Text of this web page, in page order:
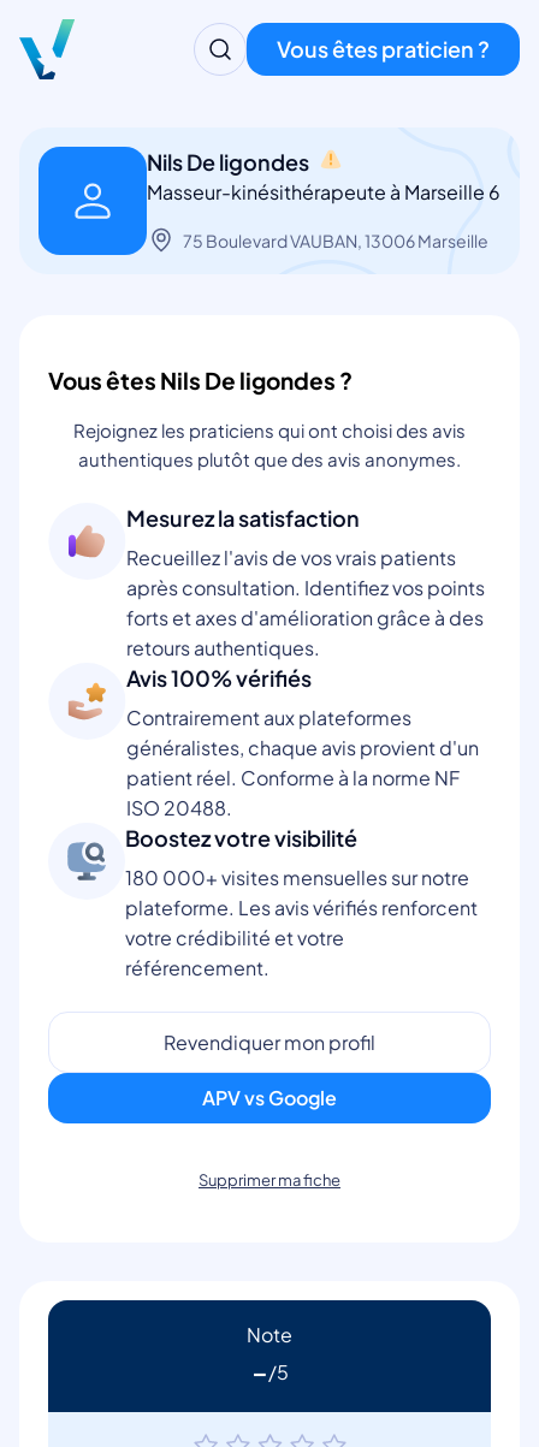
Vous êtes praticien ?
Nils De ligondes
Masseur-kinésithérapeute à Marseille 6
75 Boulevard VAUBAN, 13006 Marseille
Vous êtes Nils De ligondes ?
Rejoignez les praticiens qui ont choisi des avis
authentiques plutôt que des avis anonymes.
Mesurez la satisfaction
Recueillez l'avis de vos vrais patients
après consultation. Identifiez vos points
forts et axes d'amélioration grâce à des
retours authentiques.
Avis 100% vérifiés
Contrairement aux plateformes
généralistes, chaque avis provient d'un
patient réel. Conforme à la norme NF
ISO 20488.
Boostez votre visibilité
180 000+ visites mensuelles sur notre
plateforme. Les avis vérifiés renforcent
votre crédibilité et votre
référencement.
Revendiquer mon profil
APV vs Google
Supprimer ma fiche
Note
-